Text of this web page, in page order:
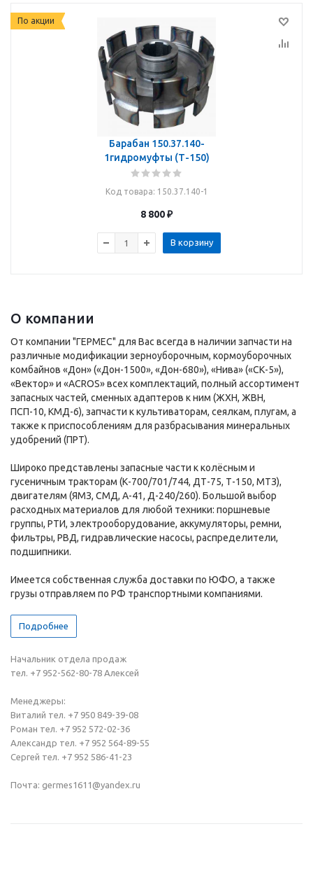
По акции
Барабан 150.37.140-
1гидромуфты (Т-150)
Код товара: 150.37.140-1
8 800₽
В корзину
О компании
От компании "ГЕРМЕС" для Вас всегда в наличии запчасти на
различные модификации зерноуборочным, кормоуборочных
комбайнов «Дон» («Дон-1500», «Дон-680»), «Нива» («СК-5»),
«Вектор» и «ACROS» всех комплектаций, полный ассортимент
запасных частей, сменных адаптеров к ним (ЖХН, ЖВН,
ПСП-10, КМД-6), запчасти к культиваторам, сеялкам, плугам, а
также к приспособлениям для разбрасывания минеральных
удобрений (ПРТ).
Широко представлены запасные части к колёсным и
гусеничным тракторам (К-700/701/744, ДТ-75, Т-150, МТЗ),
двигателям (ЯМЗ, СМД, А-41, Д-240/260). Большой выбор
расходных материалов для любой техники: поршневые
группы, РТИ, электрооборудование, аккумуляторы, ремни,
фильтры, РВД, гидравлические насосы, распределители,
подшипники.
Имеется собственная служба доставки по ЮФО, а также
грузы отправляем по РФ транспортными компаниями.
Подробнее
Начальник отдела продаж
тел. +7 952-562-80-78 Алексей
Менеджеры:
Виталий тел. +7 950 849-39-08
Роман тел. +7 952 572-02-36
Александр тел. +7 952 564-89-55
Сергей тел. +7 952 586-41-23
Почта: germes1611@yandex.ru